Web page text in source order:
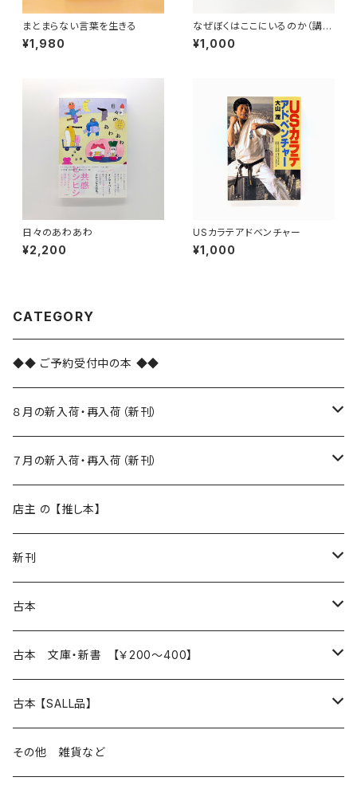
まとまらない言葉を生きる
¥1,980
なぜぼくはここにいるのか（講談
社文庫）
¥1,000
日々のあわあわ
¥2,200
USカラテアドベンチャー
¥1,000
CATEGORY
◆◆ ご予約受付中の本 ◆◆
８月の新入荷・再入荷（新刊）
新入荷
再入荷
７月の新入荷・再入荷（新刊）
新入荷
再入荷
店主 の 【推し本】
新刊
本 の あれこれ
読書のこと
本屋のこと
文芸
近代小説 エッセイ 戯曲（日本人作家）
現代小説 エッセイ 戯曲（日本人作家）
日々 の できこと
日常の 風景 群像
生き方 ライフスタイル
古本
本 の あれこれ
読書のこと
本屋のこと
日本文学
小説 エッセイ 戯曲（日本人作家）
海外文学
古本 文庫・新書 【￥200～400】
日本文学
小説 エッセイ 戯曲
海外文学
古本 【SALL品】
20％OFF
その他 雑貨など